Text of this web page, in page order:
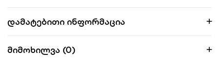
Დამატებითი Ინფორმაცია
Მიმოხილვა (0)